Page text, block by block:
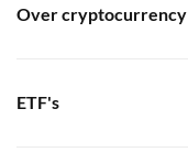
Over cryptocurrency
ETF's